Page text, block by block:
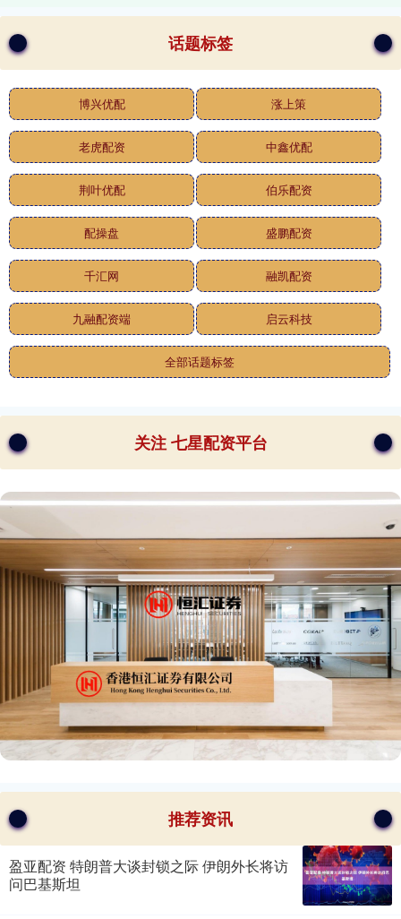
话题标签
博兴优配 涨上策
老虎配资 中鑫优配
荆叶优配 伯乐配资
配操盘 盛鹏配资
千汇网 融凯配资
九融配资端 启云科技
全部话题标签
关注 七星配资平台
推荐资讯
盈亚配资 特朗普大谈封锁之际 伊朗外长将访
问巴基斯坦